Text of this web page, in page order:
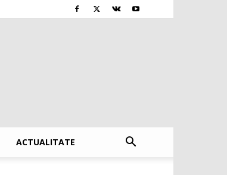
ACTUALITATE